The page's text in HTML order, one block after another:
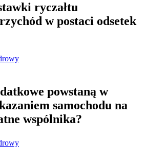
ryczałtu
w postaci odsetek
powstaną w
samochodu na
wspólnika?